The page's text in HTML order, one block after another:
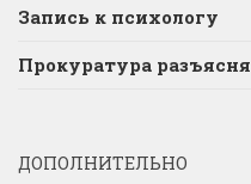
Запись к психологу
Прокуратура
ДОПОЛНИТЕЛЬНО